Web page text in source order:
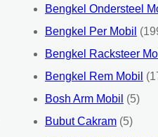
Bengkel Ondersteel
Bengkel Per Mobil
Bengkel Racksteer
Bengkel Rem Mobil
Bosh Arm Mobil (5)
Bubut Cakram(5)